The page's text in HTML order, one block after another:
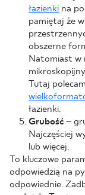
łazienki na
pamiętaj że
obszerne
Natomiast w
Tutaj
łazienki.
Grubość –
Najczęściej
lub więcej.
To kluczowe
odpowiedzią na
odpowiednie.